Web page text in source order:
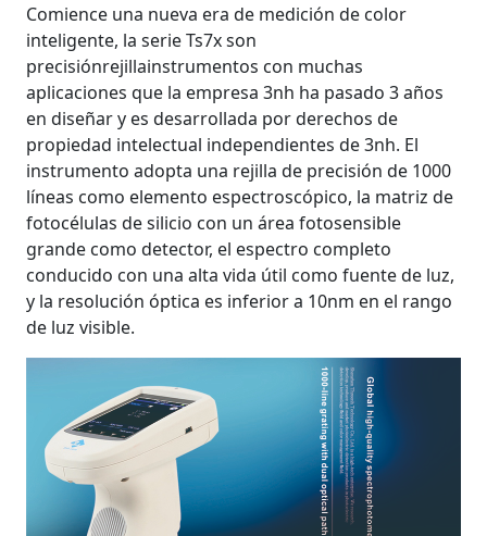
Comience una nueva era de medición de color
inteligente, la serie Ts7x son
precisiónrejillainstrumentos con muchas
aplicaciones que la empresa 3nh ha pasado 3 años
en diseñar y es desarrollada por derechos de
propiedad intelectual independientes de 3nh. El
instrumento adopta una rejilla de precisión de 1000
líneas como elemento espectroscópico, la matriz de
fotocélulas de silicio con un área fotosensible
grande como detector, el espectro completo
conducido con una alta vida útil como fuente de luz,
y la resolución óptica es inferior a 10nm en el rango
de luz visible.